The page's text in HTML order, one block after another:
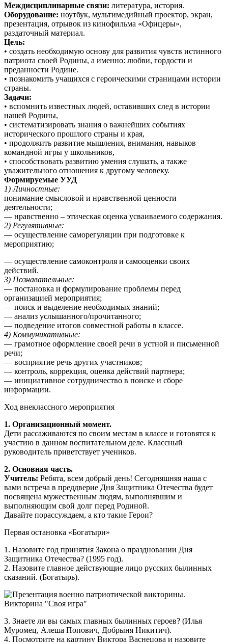
Междисциплинарные связи: литература, история.
Оборудование: ноутбук, мультимедийный проектор, экран,
презентация, отрывок из кинофильма «Офицеры»,
раздаточный материал.
Цель:
• создать необходимую основу для развития чувств истинного
патриота своей Родины, а именно: любви, гордости и
преданности Родине.
• познакомить учащихся с героическими страницами истории
страны.
Задачи:
• вспомнить известных людей, оставивших след в истории
нашей Родины,
• систематизировать знания о важнейших событиях
исторического прошлого страны и края,
• продолжить развитие мышления, внимания, навыков
командной игры у школьников,
• способствовать развитию умения слушать, а также
уважительного отношения к другому человеку.
Формируемые УУД
1) Личностные:
понимание смысловой и нравственной ценности
деятельности;
— нравственно – этическая оценка усваиваемого содержания.
2) Регулятивные:
— осуществление саморегуляции при подготовке к
мероприятию;
— осуществление самоконтроля и самооценки своих
действий.
3) Познавательные:
— постановка и формулирование проблемы перед
организацией мероприятия;
— поиск и выделение необходимых знаний;
— анализ услышанного/прочитанного;
— подведение итогов совместной работы в классе.
4) Коммуникативные:
— грамотное оформление своей речи в устной и письменной
речи;
— восприятие речь других участников;
— контроль, коррекция, оценка действий партнера;
— инициативное сотрудничество в поиске и сборе
информации.
Ход внеклассного мероприятия
1. Организационный момент.
Дети рассаживаются по своим местам в классе и готовятся к
участию в данном воспитательном деле. Классный
руководитель приветствует учеников.
2. Основная часть.
Учитель: Ребята, всем добрый день! Сегодняшняя наша с
вами встреча в преддверие Дня Защитника Отечества будет
посвящена мужественным людям, выполнявшим и
выполняющим свой долг перед Родиной.
Давайте порассуждаем, а кто такие Герои?
Первая остановка «Богатыри»
1. Назовите год принятия Закона о праздновании Дня
Защитника Отечества? (1995 год).
2. Назовите главное действующие лицо русских былинных
сказаний. (Богатырь).
3. Знаете ли вы самых главных былинных героев? (Илья
Муромец, Алеша Попович, Добрыня Никитич).
4. Посмотрите на картину Виктора Васнецова и назовите